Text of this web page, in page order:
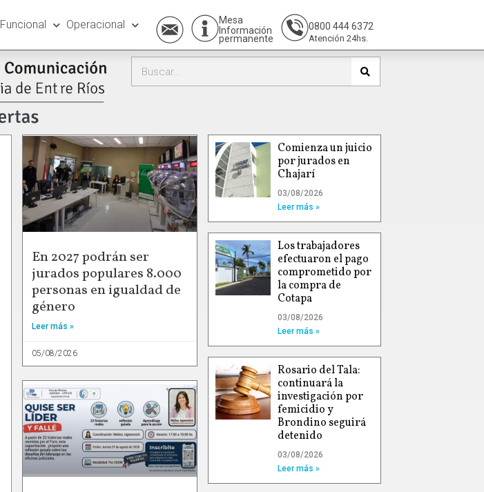
Funcional Operacional
Mesa
Información
permanente
0800 444 6372
Atención 24hs.
En 2027 podrán ser
jurados populares 8.000
personas en igualdad de
género
Leer más »
05/08/2026
Comienza un juicio
por jurados en
Chajarí
03/08/2026
Leer más »
Los trabajadores
efectuaron el pago
comprometido por
la compra de
Cotapa
03/08/2026
Leer más »
Rosario del Tala:
continuará la
investigación por
femicidio y
Brondino seguirá
detenido
03/08/2026
Leer más »